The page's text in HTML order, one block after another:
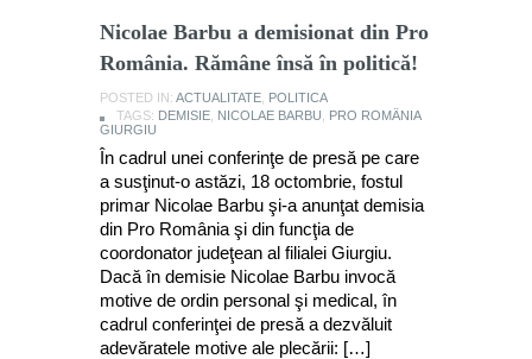
Nicolae Barbu a demisionat din Pro
România. Rămâne însă în politică!
POSTED IN: ACTUALITATE POLITICA
TAGS: DEMISIE NICOLAE BARBU
PRO ROMÂNIA
GIURGIU
În cadrul unei conferinţe de presă pe care
a susţinut-o astăzi, 18 octombrie, fostul
primar Nicolae Barbu şi-a anunţat demisia
din Pro România şi din funcţia de
coordonator judeţean al filialei Giurgiu.
Dacă în demisie Nicolae Barbu invocă
motive de ordin personal şi medical, în
cadrul conferinţei de presă a dezvăluit
adevăratele motive ale plecării: […]